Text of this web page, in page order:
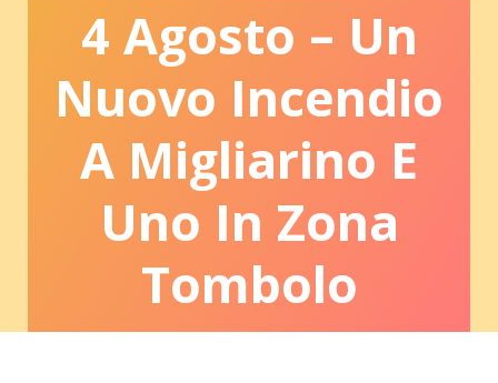
4 Agosto – Un
Nuovo Incendio
A Migliarino E
Uno In Zona
Tombolo